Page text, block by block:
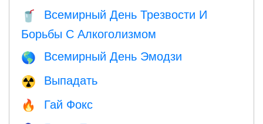
🥤
Всемирный День Трезвости И
Борьбы С Алкоголизмом
🌎 Всемирный День Эмодзи
☢️ Выпадать
🔥 Гай Фокс